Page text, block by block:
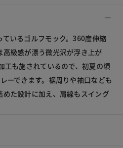
いるゴルフモック。360度伸縮
級感が漂う微光沢が浮き上が
工も施されているので、初夏の頃
ーできます。裾周りや袖口なども
た設計に加え、肩線もスイング